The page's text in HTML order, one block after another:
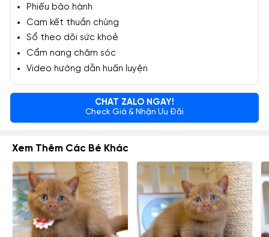
Phiếu bảo hành
Cam kết thuần chủng
Sổ theo dõi sức khoẻ
Cẩm nang chăm sóc
Video hướng dẫn huấn luyện
CHAT ZALO NGAY!
Check Giá & Nhận Ưu Đãi
Xem Thêm Các Bé Khác